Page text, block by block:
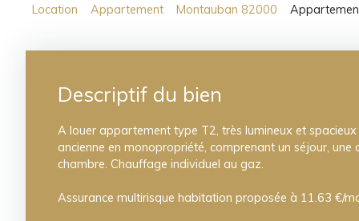
Location Appartement Montauban 82000
Descriptif du bien
A louer appartement type T2, très lumineux et spacieux
ancienne en monopropriété, comprenant un séjour, une
chambre. Chauffage individuel au gaz.
Assurance multirisque habitation proposée à 11.63 €/